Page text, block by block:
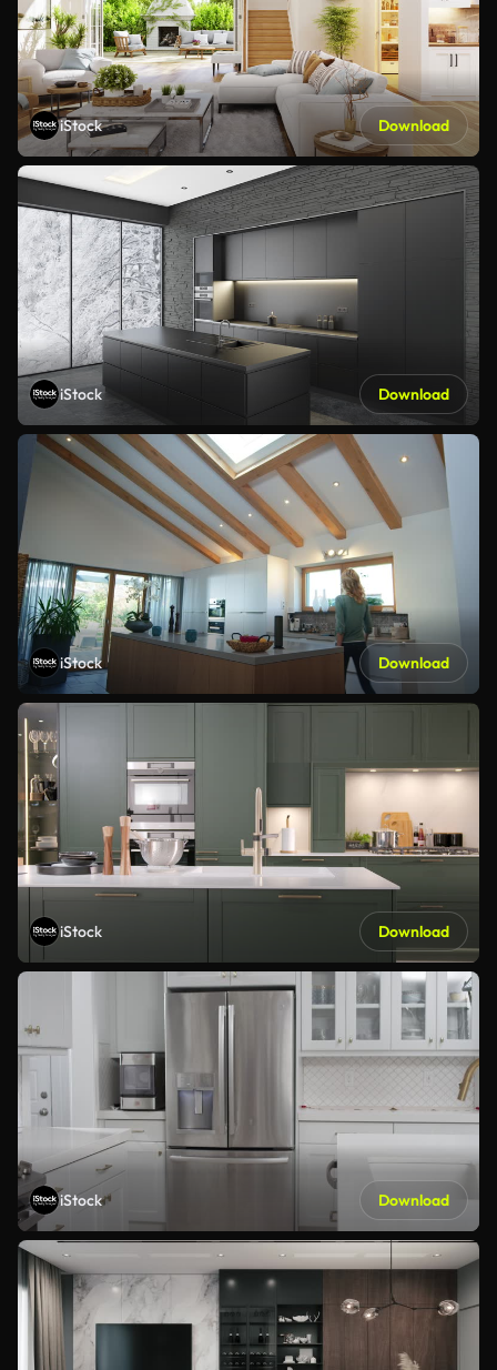
iStock Download
iStock Download
iStock Download
iStock Download
iStock Download